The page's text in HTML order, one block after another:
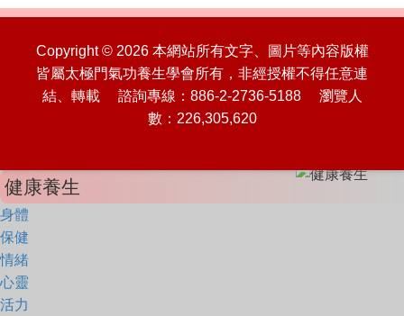
Copyright © 2026 本網站所有文字、圖片等內容版權
皆屬太極門氣功養生學會所有，非經授權不得任意連
結、轉載 諮詢專線：886-2-2736-5188 瀏覽人
數：226,305,620
健康養生
身體
保健
情緒
心靈
活力